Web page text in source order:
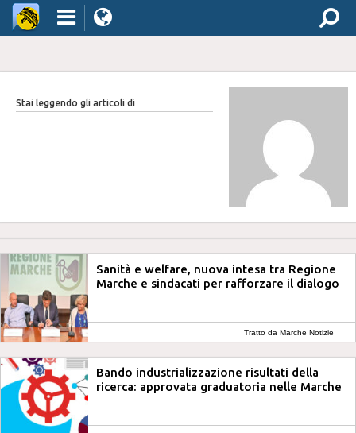
Stai leggendo gli articoli di
Sanità e welfare, nuova intesa tra Regione
Marche e sindacati per rafforzare il dialogo
Tratto da Marche Notizie
Bando industrializzazione risultati della
ricerca: approvata graduatoria nelle Marche